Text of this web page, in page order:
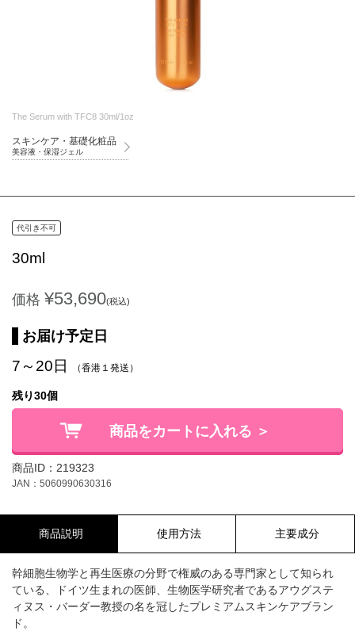
The Serum with TFC8 30ml/1oz
スキンケア・基礎化粧品
美容液・保湿ジェル
代引き不可
30ml
価格 ¥53,690(税込)
お届け予定日
7～20日 （香港１発送）
残り30個
商品をカートに入れる ＞
商品ID：219323
JAN：5060990630316
商品説明 使用方法 主要成分
幹細胞生物学と再生医療の分野で権威のある専門家として知られ
ている、ドイツ生まれの医師、生物医学研究者であるアウグステ
ィヌス・バーダー教授の名を冠したプレミアムスキンケアブラン
ド。